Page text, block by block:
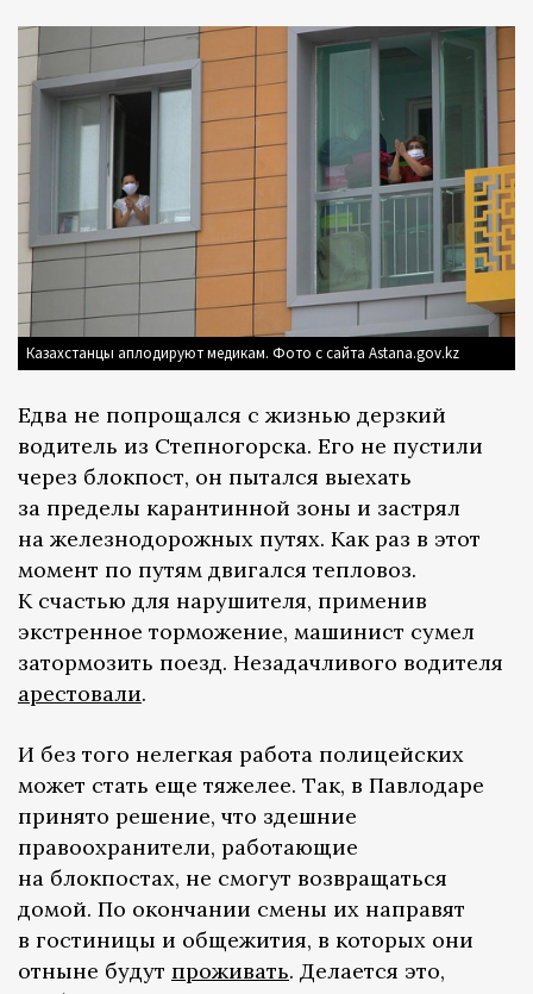
Казахстанцы аплодируют медикам. Фото с сайта Astana.gov.kz
Едва не попрощался с жизнью дерзкий
водитель из Степногорска. Его не пустили
через блокпост, он пытался выехать
за пределы карантинной зоны и застрял
на железнодорожных путях. Как раз в этот
момент по путям двигался тепловоз.
К счастью для нарушителя, применив
экстренное торможение, машинист сумел
затормозить поезд. Незадачливого водителя
арестовали.
И без того нелегкая работа полицейских
может стать еще тяжелее. Так, в Павлодаре
принято решение, что здешние
правоохранители, работающие
на блокпостах, не смогут возвращаться
домой. По окончании смены их направят
в гостиницы и общежития, в которых они
отныне будут проживать. Делается это,